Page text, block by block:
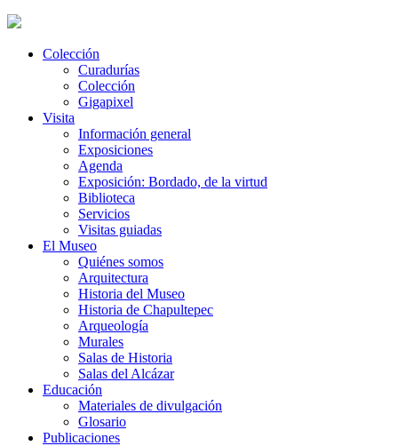
Colección
Curadurías
Colección
Gigapixel
Visita
Información general
Exposiciones
Agenda
Exposición: Bordado, de la virtud
Biblioteca
Servicios
Visitas guiadas
El Museo
Quiénes somos
Arquitectura
Historia del Museo
Historia de Chapultepec
Arqueología
Murales
Salas de Historia
Salas del Alcázar
Educación
Materiales de divulgación
Glosario
Publicaciones